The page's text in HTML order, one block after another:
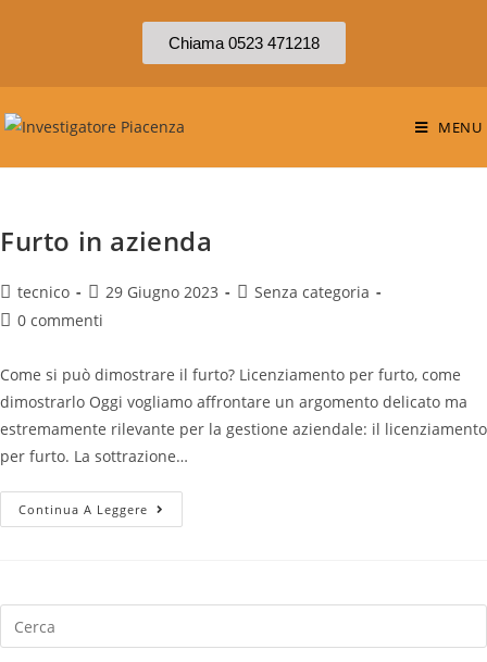
Chiama 0523 471218
MENU
Furto in azienda
tecnico 29 Giugno 2023
Senza categoria
0 commenti
Come si può dimostrare il furto? Licenziamento per furto, come
dimostrarlo Oggi vogliamo affrontare un argomento delicato ma
estremamente rilevante per la gestione aziendale: il licenziamento
per furto. La sottrazione…
Continua A Leggere